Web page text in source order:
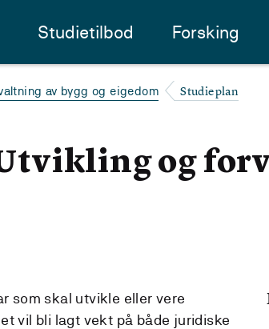
Studietilbod Forsking
av bygg og eigedom Studieplan
og
som skal utvikle eller vere
vil bli lagt vekt på både juridiske